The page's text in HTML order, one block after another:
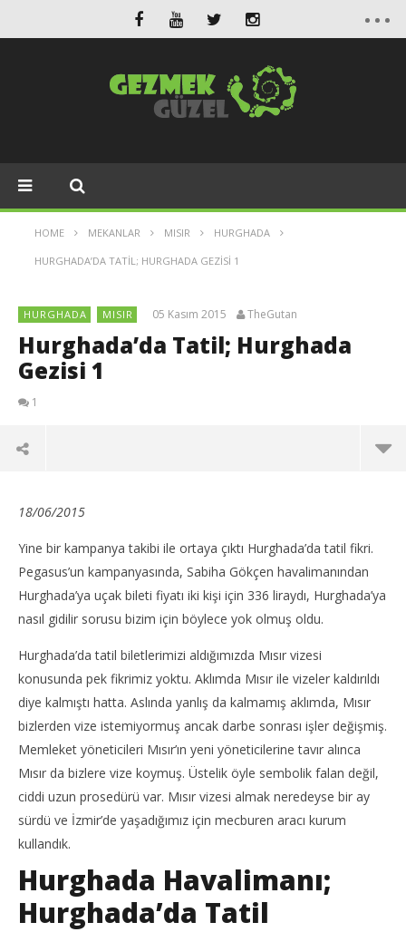
HOME MEKANLAR MISIR HURGHADA
HURGHADA’DA TATIL; HURGHADA GEZISI 1
HURGHADA MISIR 05 Kasım 2015 TheGutan
Hurghada’da Tatil; Hurghada
Gezisi 1
1
NOW VIEWING
Hurghada’da Tatil; Hurghada Gezisi 1
05
Kasım
TheGutan
18/06/2015
Yine bir kampanya takibi ile ortaya çıktı Hurghada’da tatil fikri.
Pegasus’un kampanyasında, Sabiha Gökçen havalimanından
Hurghada’ya uçak bileti fiyatı iki kişi için 336 liraydı, Hurghada’ya
nasıl gidilir sorusu bizim için böylece yok olmuş oldu.
Hurghada’da tatil biletlerimizi aldığımızda Mısır vizesi
konusunda pek fikrimiz yoktu. Aklımda Mısır ile vizeler kaldırıldı
diye kalmıştı hatta. Aslında yanlış da kalmamış aklımda, Mısır
bizlerden vize istemiyormuş ancak darbe sonrası işler değişmiş.
Memleket yöneticileri Mısır’ın yeni yöneticilerine tavır alınca
Mısır da bizlere vize koymuş. Üstelik öyle sembolik falan değil,
ciddi uzun prosedürü var. Mısır vizesi almak neredeyse bir ay
sürdü ve İzmir’de yaşadığımız için mecburen aracı kurum
kullandık.
Hurghada Havalimanı;
Hurghada’da Tatil